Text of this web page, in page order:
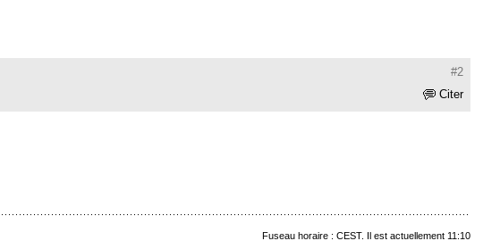
#2
Citer
Fuseau horaire : CEST. Il est actuellement 11:10